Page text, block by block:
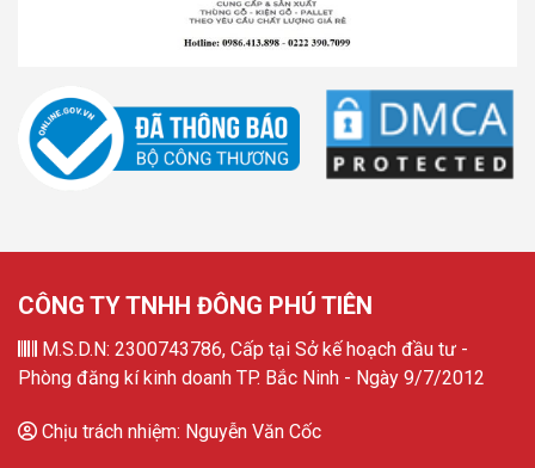
CÔNG TY TNHH ĐÔNG PHÚ TIÊN
M.S.D.N: 2300743786, Cấp tại Sở kế hoạch đầu tư -
Phòng đăng kí kinh doanh TP. Bắc Ninh - Ngày 9/7/2012
Chịu trách nhiệm: Nguyễn Văn Cốc